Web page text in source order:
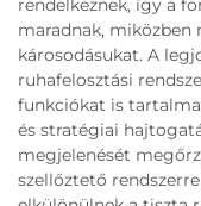
rendelkeznek, így a
maradnak, miközben
károsodásukat. A
ruhafelosztási
funkciókat is
és stratégiai
megjelenését
szellőztető